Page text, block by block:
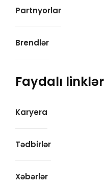
Partnyorlar
Brendlər
Faydalı linklər
Karyera
Tədbirlər
Xəbərlər